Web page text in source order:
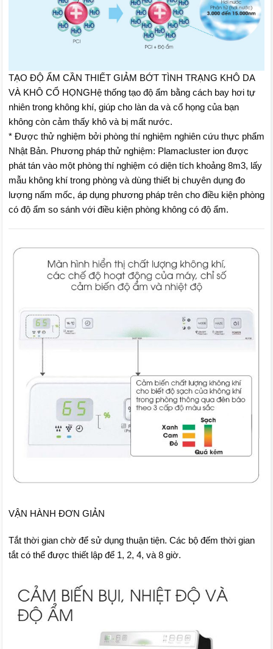
TẠO ĐỘ ẨM CẦN THIẾT GIẢM BỚT TÌNH TRẠNG KHÔ DA
VÀ KHÔ CỔ HỌNGHệ thống tạo độ ẩm bằng cách bay hơi tự
nhiên trong không khí, giúp cho làn da và cổ họng của bạn
không còn cảm thấy khô và bị mất nước.
* Được thử nghiệm bởi phòng thí nghiệm nghiên cứu thực phẩm
Nhật Bản. Phương pháp thử nghiệm: Plamacluster ion được
phát tán vào một phòng thí nghiệm có diện tích khoảng 8m3, lấy
mẫu không khí trong phòng và dùng thiết bị chuyên dụng đo
lượng nấm mốc, áp dụng phương pháp trên cho điều kiện phòng
có độ ẩm so sánh với điều kiện phòng không có độ ẩm.
VẬN HÀNH ĐƠN GIẢN
Tắt thời gian chờ để sử dụng thuận tiện. Các bộ đếm thời gian
tắt có thể được thiết lập để 1, 2, 4, và 8 giờ.